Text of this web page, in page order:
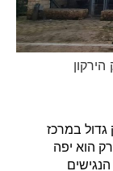
גדול במרכז
הוא יפה
הנגישים